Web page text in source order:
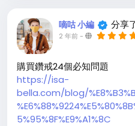
嘀咕 小編 分享
2 年前-
購買鑽戒24個必知問題
https://isa-
bella.com/blog/
5%95%8F%E9%A1%8C